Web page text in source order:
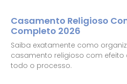
Casamento Religioso
Completo 2026
Saiba exatamente como
casamento religioso com
todo o processo.